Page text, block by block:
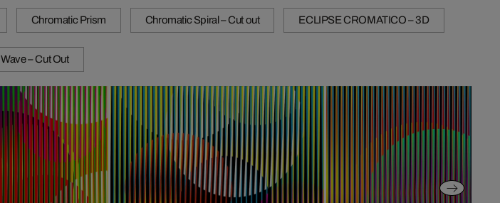
Chromatic Prism Chromatic Spiral – Cut out ECLIPSE CROMATICO – 3D
– Cut Out